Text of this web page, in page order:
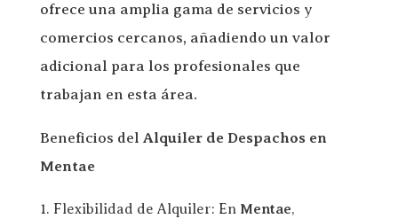
ofrece una amplia gama de servicios y
comercios cercanos, añadiendo un valor
adicional para los profesionales que
trabajan en esta área.
Beneficios del Alquiler de Despachos en
Mentae
Flexibilidad de Alquiler: En Mentae,